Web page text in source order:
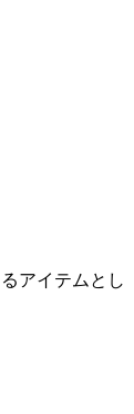
アイテムとし